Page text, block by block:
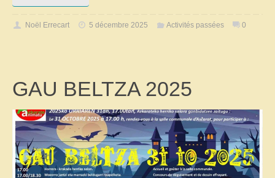
Noël Errecart 5 décembre 2025 Activités passées 0
GAU BELTZA 2025